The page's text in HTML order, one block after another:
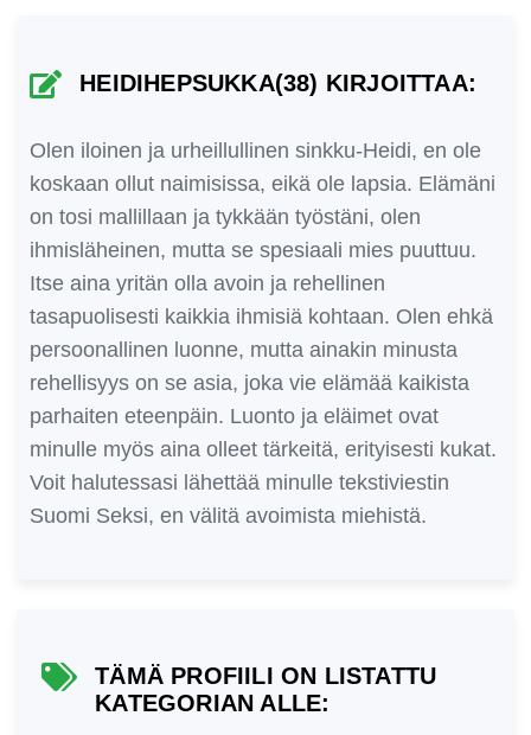
HEIDIHEPSUKKA(38) KIRJOITTAA:
Olen iloinen ja urheillullinen sinkku-Heidi, en ole
koskaan ollut naimisissa, eikä ole lapsia. Elämäni
on tosi mallillaan ja tykkään työstäni, olen
ihmisläheinen, mutta se spesiaali mies puuttuu.
Itse aina yritän olla avoin ja rehellinen
tasapuolisesti kaikkia ihmisiä kohtaan. Olen ehkä
persoonallinen luonne, mutta ainakin minusta
rehellisyys on se asia, joka vie elämää kaikista
parhaiten eteenpäin. Luonto ja eläimet ovat
minulle myös aina olleet tärkeitä, erityisesti kukat.
Voit halutessasi lähettää minulle tekstiviestin
Suomi Seksi, en välitä avoimista miehistä.
TÄMÄ PROFIILI ON LISTATTU
KATEGORIAN ALLE: